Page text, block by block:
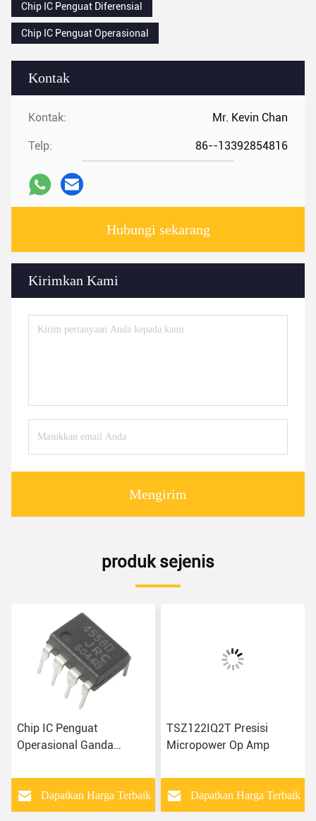
Kontak
Kontak: Mr. Kevin Chan
Telp: 86--13392854816
Hubungi sekarang
Kirimkan Kami
Mengirim
Chip IC Penguat Diferensial
Chip IC Penguat Operasional
produk sejenis
Chip IC Penguat
Operasional Ganda
Aplikasi Audio
Dapatkan Harga Terbaik
TSZ122IQ2T Presisi
Micropower Op Amp
Dapatkan Harga Terbaik